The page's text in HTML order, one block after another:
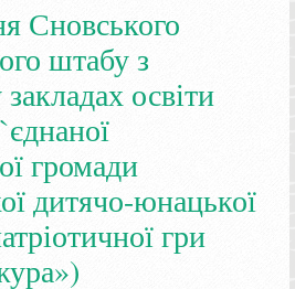
Сновського
штабу з
освіти
громади
дитячо-юнацької
гри